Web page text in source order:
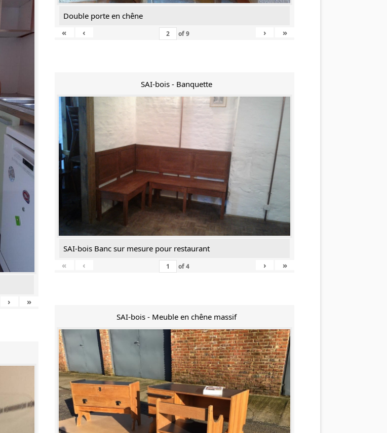
› »
Double porte en chêne
«
‹ of9 › »
SAI-bois - Banquette
SAI-bois Banc sur mesure pour restaurant
«
‹ of4 › »
SAI-bois - Meuble en chêne massif